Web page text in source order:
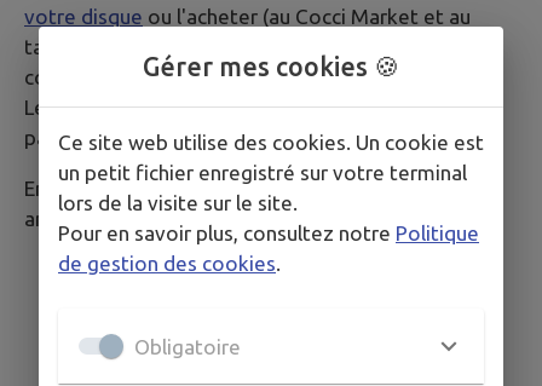
votre disque ou l'acheter (au Cocci Market et au
tabac-presse à Tresses ou dans d'autres
commerces).
Le report du stationnement peut se faire sur le
parking de la mairie ou aux terrasses.
En cas de non respect, vous êtes susceptible d’une
amende de 35€.
Gérer mes cookies 🍪
Ce site web utilise des cookies. Un cookie est
un petit fichier enregistré sur votre terminal
lors de la visite sur le site.
Pour en savoir plus, consultez notre Politique
de gestion des cookies.
Obligatoire